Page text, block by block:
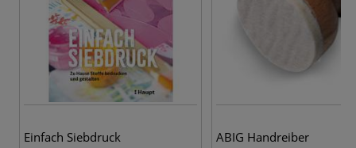
Einfach Siebdruck ABIG Handreiber